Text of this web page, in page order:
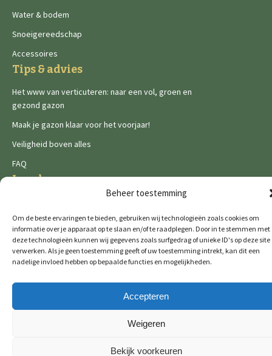
Beheer toestemming
Om de beste ervaringen te bieden, gebruiken wij technologieën zoals cookies om
informatie over je apparaat op te slaan en/of te raadplegen. Door in te stemmen met
deze technologieën kunnen wij gegevens zoals surfgedrag of unieke ID's op deze site
verwerken. Als je geen toestemming geeft of uw toestemming intrekt, kan dit een
nadelige invloed hebben op bepaalde functies en mogelijkheden.
Accepteren
Weigeren
Bekijk voorkeuren
Water & bodem
Snoeigereedschap
Accessoires
Tips & advies
Het www van verticuteren: naar een vol, groen en
gezond gazon
Maak je gazon klaar voor het voorjaar!
Veiligheid boven alles
FAQ
Legal
Cookies
De Wild brands: